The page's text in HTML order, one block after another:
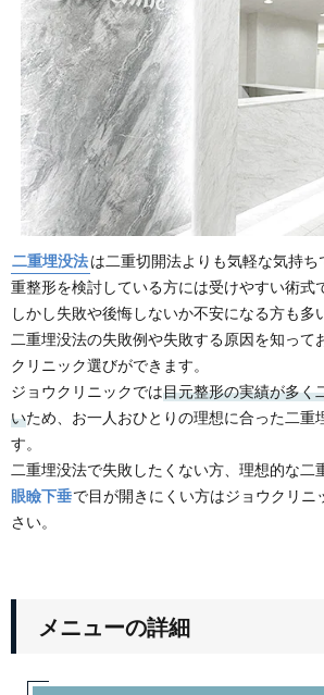
二重埋没法は二重切開法よりも気軽な気持
重整形を検討している方には受けやすい術式
しかし失敗や後悔しないか不安になる方も多
二重埋没法の失敗例や失敗する原因を知って
クリニック選びができます。
ジョウクリニックでは目元整形の実績が多く
いため、お一人おひとりの理想に合った二重
す。
二重埋没法で失敗したくない方、理想的な二
眼瞼下垂で目が開きにくい方はジョウクリニ
さい。
メニューの詳細